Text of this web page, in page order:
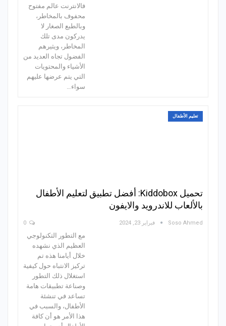
فالانترنت عالم مفتوح
محفوف بالمخاطر،
وبالطبع الصغار لا
يدركون مدى تلك
المخاطر، ويثيرهم
الفضول تجاه العديد من
الأشياء والمحتويات
التي يتم عرضها عليهم
سواء…
تعليم الأطفال
تحميل Kiddobox: أفضل تطبيق لتعليم الأطفال
بالألعاب للاندرويد والايفون
Soso Ahmed فبراير 23, 2024
مع التطور التكنولوجي
العظيم الذي نشهده
خلال أيامنا هذه تم
تركيز الانتباه حول كيفية
استغلال ذلك التطور
وصناعة تطبيقات هامة
تساعد في تنشئة
الأطفال، والسبب في
هذا الأمر هو أن كافة